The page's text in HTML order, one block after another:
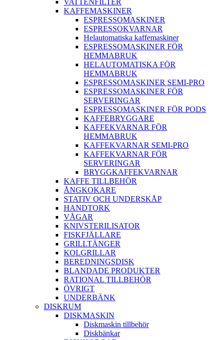
VATTENFILTER
KAFFEMASKINER
ESPRESSOMASKINER
ESPRESSOKVARNAR
Helautomatiska kaffemaskiner
ESPRESSOMASKINER FÖR
HEMMABRUK
HELAUTOMATISKA FÖR
HEMMABRUK
ESPRESSOMASKINER SEMI-PRO
ESPRESSOMASKINER FÖR
SERVERINGAR
ESPRESSOMASKINER FÖR PODS
KAFFEBRYGGARE
KAFFEKVARNAR FÖR
HEMMABRUK
KAFFEKVARNAR SEMI-PRO
KAFFEKVARNAR FÖR
SERVERINGAR
BRYGGKAFFEKVARNAR
KAFFE TILLBEHÖR
ÅNGKOKARE
STATIV OCH UNDERSKÅP
HANDTORK
VÅGAR
KNIVSTERILISATOR
FISKFJÄLLARE
GRILLTÄNGER
KOLGRILLAR
BEREDNINGSDISK
BLANDADE PRODUKTER
RATIONAL TILLBEHÖR
ÖVRIGT
UNDERBÄNK
DISKRUM
DISKMASKIN
Diskmaskin tillbehör
Diskbänkar